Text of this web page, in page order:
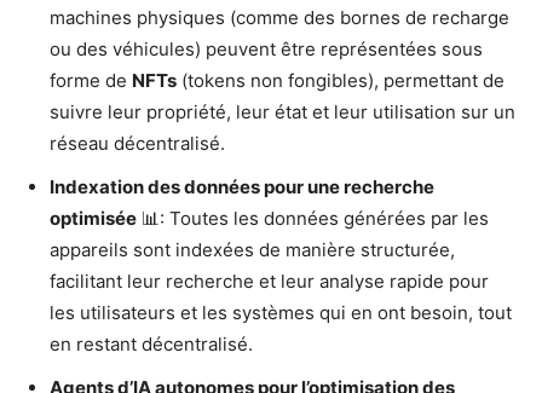
machines physiques (comme des bornes de recharge
ou des véhicules) peuvent être représentées sous
forme de NFTs (tokens non fongibles), permettant de
suivre leur propriété, leur état et leur utilisation sur un
réseau décentralisé.
Indexation des données pour une recherche
optimisée 📊: Toutes les données générées par les
appareils sont indexées de manière structurée,
facilitant leur recherche et leur analyse rapide pour
les utilisateurs et les systèmes qui en ont besoin, tout
en restant décentralisé.
Agents d’IA autonomes pour l’optimisation des